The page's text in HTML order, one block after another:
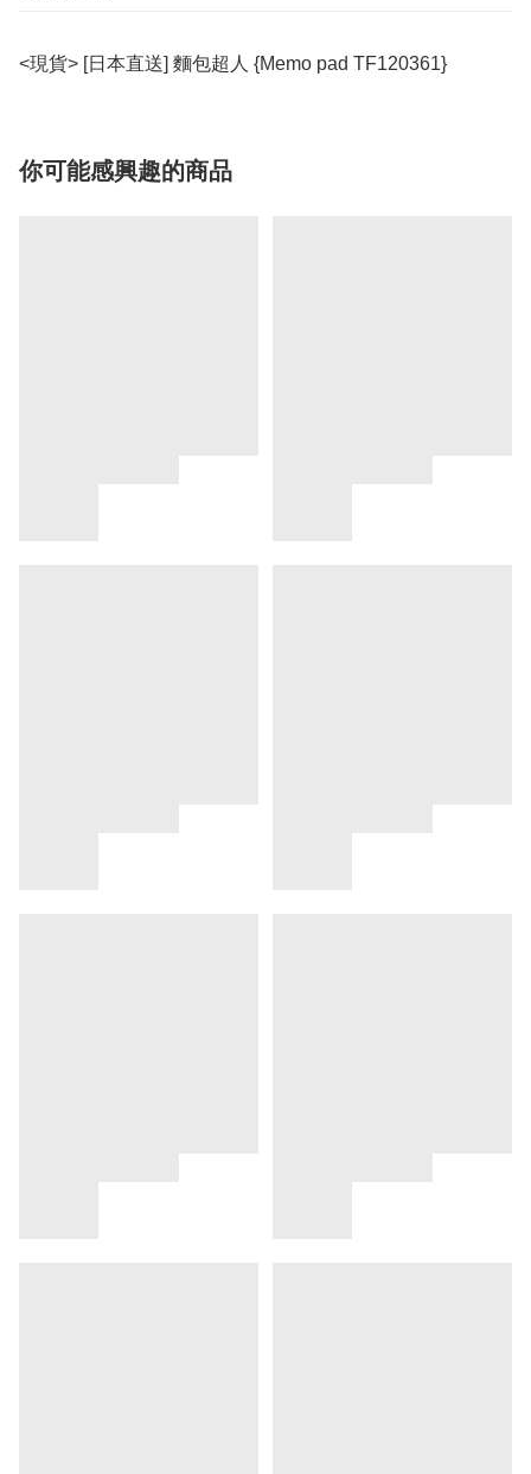
<現貨> [日本直送] 麵包超人 {Memo pad TF120361}
你可能感興趣的商品